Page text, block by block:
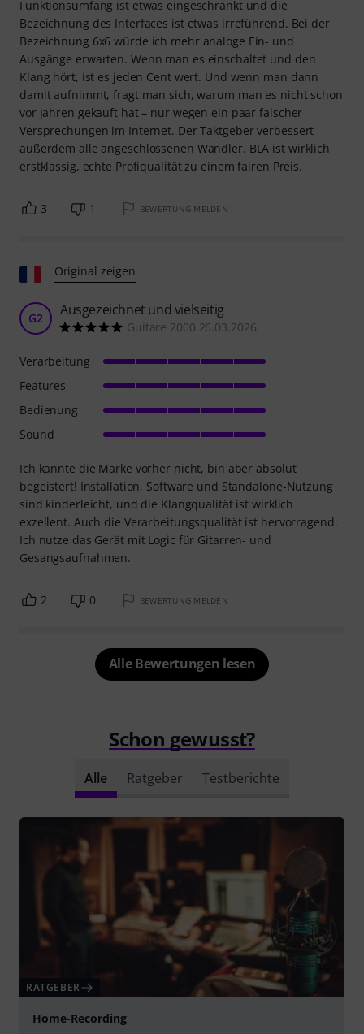
Funktionsumfang ist etwas eingeschränkt und die
Bezeichnung des Interfaces ist etwas irreführend. Bei der
Bezeichnung 6x6 würde ich mehr analoge Ein- und
Ausgänge erwarten. Wenn man es einschaltet und den
Klang hört, ist es jeden Cent wert. Und wenn man dann
damit aufnimmt, fragt man sich, warum man es nicht schon
vor Jahren gekauft hat – nur wegen ein paar falscher
Versprechungen im Internet. Der Taktgeber verbessert
außerdem alle angeschlossenen Wandler. BLA ist wirklich
erstklassig, echte Profiqualität zu einem fairen Preis.
3 1 BEWERTUNG MELDEN
Original zeigen
G2 Ausgezeichnet und vielseitig
Guitare 2000 26.03.2026
Ich kannte die Marke vorher nicht, bin aber absolut
begeistert! Installation, Software und Standalone-Nutzung
sind kinderleicht, und die Klangqualität ist wirklich
exzellent. Auch die Verarbeitungsqualität ist hervorragend.
Ich nutze das Gerät mit Logic für Gitarren- und
Gesangsaufnahmen.
Verarbeitung
Features
Bedienung
Sound
2 0 BEWERTUNG MELDEN
Alle Bewertungen lesen
Schon gewusst?
Alle Ratgeber Testberichte
RATGEBER
Home-Recording